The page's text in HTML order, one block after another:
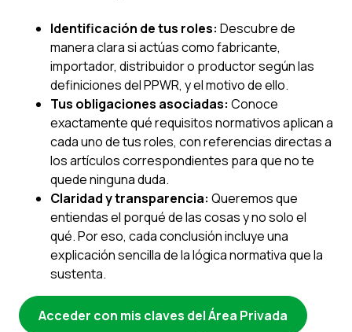
Identificación de tus roles: Descubre de
manera clara si actúas como fabricante,
importador, distribuidor o productor según las
definiciones del PPWR, y el motivo de ello.
Tus obligaciones asociadas: Conoce
exactamente qué requisitos normativos aplican a
cada uno de tus roles, con referencias directas a
los artículos correspondientes para que no te
quede ninguna duda.
Claridad y transparencia: Queremos que
entiendas el porqué de las cosas y no solo el
qué. Por eso, cada conclusión incluye una
explicación sencilla de la lógica normativa que la
sustenta.
Acceder con mis claves del Área Privada